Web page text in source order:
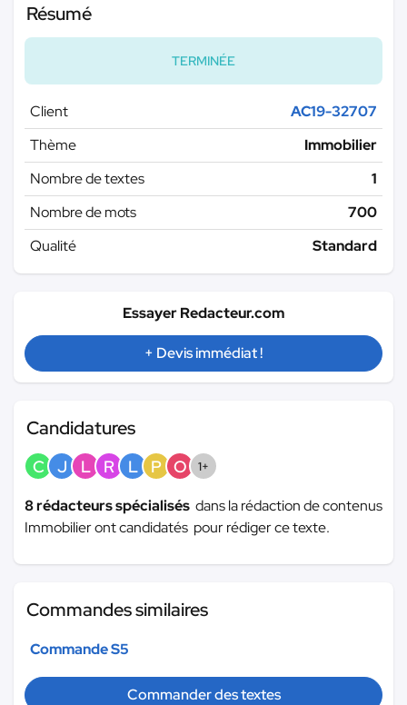
Résumé
TERMINÉE
Client
AC19-32707
Thème
Immobilier
Nombre de textes
1
Nombre de mots
700
Qualité
Standard
Essayer Redacteur.com
+ Devis immédiat !
Candidatures
C J L R L P O 1+
8 rédacteurs spécialisés dans la rédaction de contenus
Immobilier ont candidatés pour rédiger ce texte.
Commandes similaires
Commande S5
Commander des textes